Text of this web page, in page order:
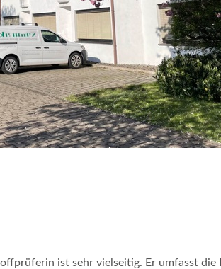
ist sehr vielseitig. Er umfasst die